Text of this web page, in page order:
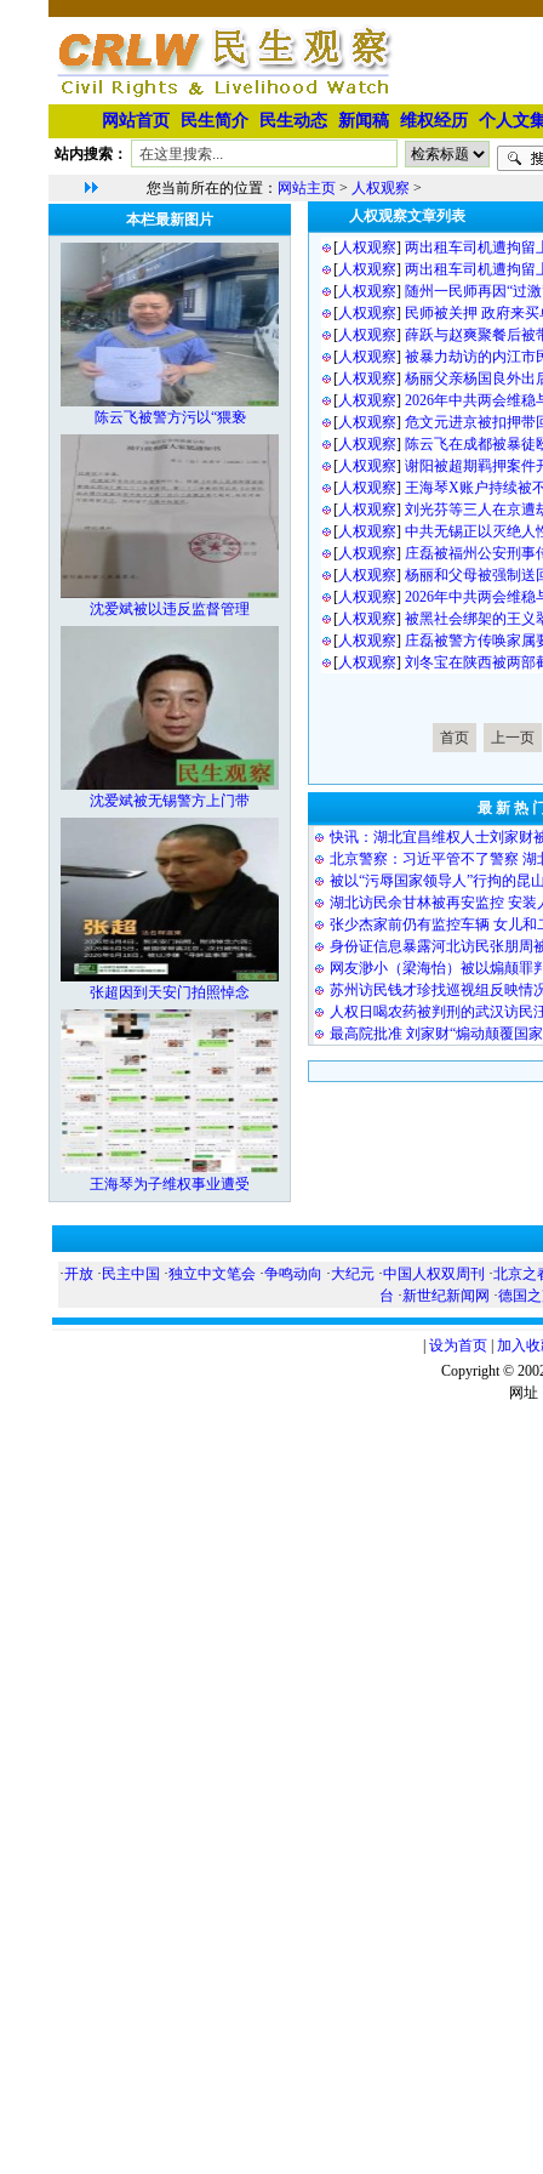
网站首页 民生简介 民生动态 新闻稿 维权经历 个人文
站内搜索：
您当前所在的位置： 网站主页 > 人权观察 >
本栏最新图片
陈云飞被警方污以“猥亵
沈爱斌被以违反监督管理
沈爱斌被无锡警方上门带
张超因到天安门拍照悼念
王海琴为子维权事业遭受
人权观察文章列表
[人权观察] 两出租车司机遭拘留
[人权观察] 两出租车司机遭拘留
[人权观察] 随州一民师再因“过
[人权观察] 民师被关押 政府来买
[人权观察] 薛跃与赵爽聚餐后被
[人权观察] 被暴力劫访的内江市
[人权观察] 杨丽父亲杨国良外出
[人权观察] 2026年中共两会维稳
[人权观察] 危文元进京被扣押带
[人权观察] 陈云飞在成都被暴徒
[人权观察] 谢阳被超期羁押案件
[人权观察] 王海琴X账户持续被
[人权观察] 刘光芬等三人在京遭
[人权观察] 中共无锡正以灭绝人
[人权观察] 庄磊被福州公安刑事
[人权观察] 杨丽和父母被强制送
[人权观察] 2026年中共两会维稳
[人权观察] 被黑社会绑架的王义
[人权观察] 庄磊被警方传唤家属
[人权观察] 刘冬宝在陕西被两部
首页 上一页
最 新 热
快讯：湖北宜昌维权人士刘家财
北京警察：习近平管不了警察 湖
被以“污辱国家领导人”行拘的昆
湖北访民余甘林被再安监控 安装
张少杰家前仍有监控车辆 女儿和
身份证信息暴露河北访民张朋周
网友渺小（梁海怡）被以煽颠罪
苏州访民钱才珍找巡视组反映情
人权日喝农药被判刑的武汉访民
最高院批准 刘家财“煽动颠覆国
·开放 · 民主中国 ·独立中文笔会 ·争鸣动向 ·大纪元 ·中国人权双周刊 ·北京之
台 ·新世纪新闻网 ·德国
设为首页 加入
Copyright ©
网址